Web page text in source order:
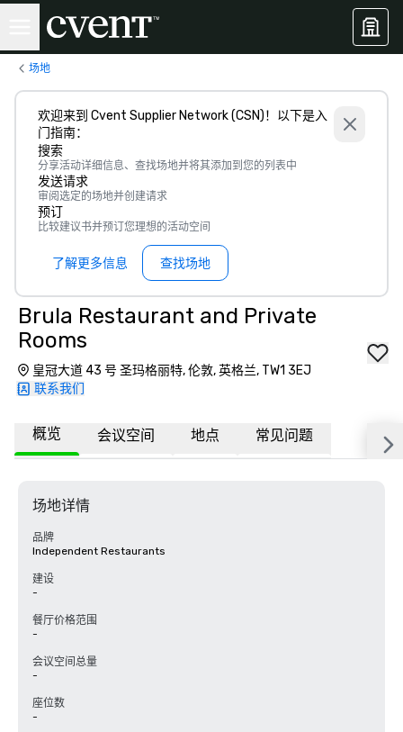
场地
欢迎来到 Cvent Supplier Network (CSN)！以下是入
门指南：
搜索
分享活动详细信息、查找场地并将其添加到您的列表中
发送请求
审阅选定的场地并创建请求
预订
比较建议书并预订您理想的活动空间
了解更多信息 查找场地
Brula Restaurant and Private
Rooms
皇冠大道 43 号 圣玛格丽特, 伦敦, 英格兰, TW1 3EJ
联系我们
概览 会议空间 地点 常见问题
场地详情
品牌
Independent Restaurants
建设
-
餐厅价格范围
-
会议空间总量
-
座位数
-